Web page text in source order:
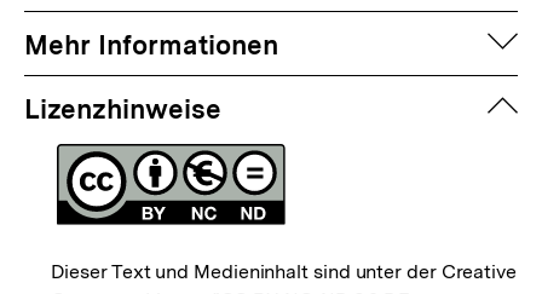
Mehr Informationen
Lizenzhinweise
Dieser Text und Medieninhalt sind unter der Creative